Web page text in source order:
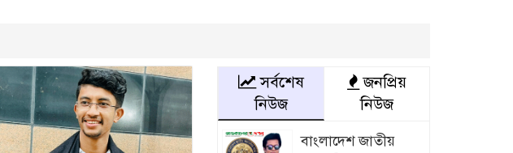
সর্বশেষ
নিউজ
জনপ্রিয়
নিউজ
বাংলাদেশ জাতীয়